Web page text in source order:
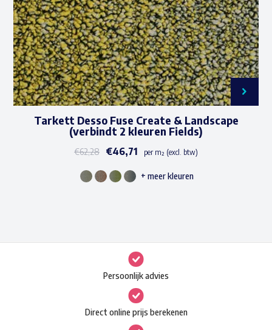
op
de
productpagina
Tarkett Desso Fuse Create & Landscape
(verbindt 2 kleuren Fields)
€62,28 €46,71 per m² (excl. btw)
Dit
variaties.
Deze
optie
kan
gekozen
+ meer kleuren
Persoonlijk advies
Direct online prijs berekenen